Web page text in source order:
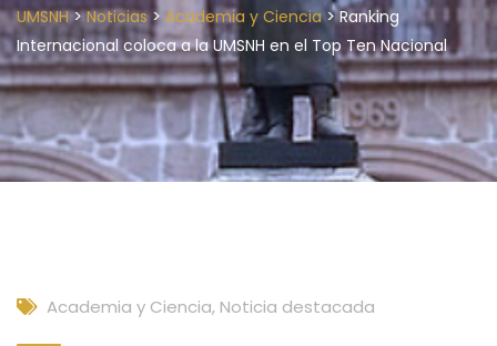
UMSNH>Noticias> Academia y Ciencia>Ranking
Internacional coloca a la UMSNH en el Top Ten Nacional
Academia y Ciencia, Noticia destacada